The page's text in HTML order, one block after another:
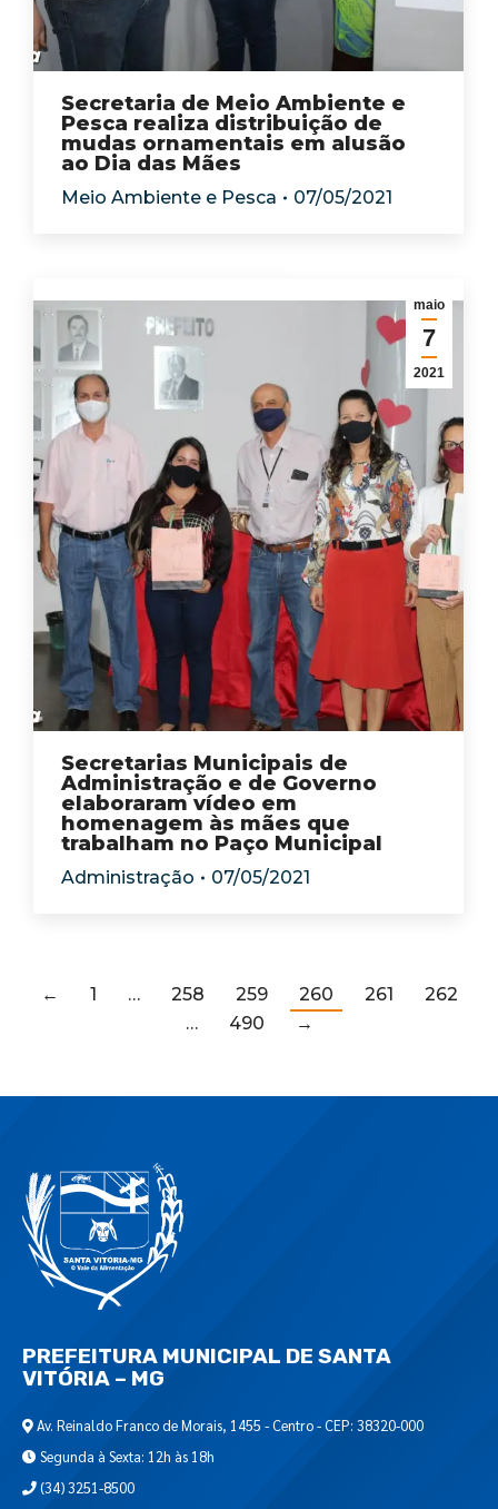
Secretaria de Meio Ambiente e
Pesca realiza distribuição de
mudas ornamentais em alusão
ao Dia das Mães
Meio Ambiente e Pesca 07/05/2021
maio
7
2021
Secretarias Municipais de
Administração e de Governo
elaboraram vídeo em
homenagem às mães que
trabalham no Paço Municipal
Administração 07/05/2021
← 1 … 258 259 260 261
262
…
490 →
PREFEITURA MUNICIPAL DE SANTA
VITÓRIA – MG
Av. Reinaldo Franco de Morais, 1455 - Centro - CEP: 38320-000
Segunda à Sexta: 12h às 18h
(34) 3251-8500